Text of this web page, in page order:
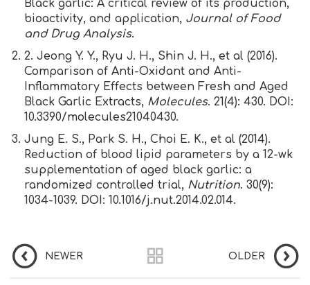
Black garlic: A critical review of its production,
bioactivity, and application, Journal of Food
and Drug Analysis.
2. Jeong Y. Y., Ryu J. H., Shin J. H., et al (2016).
Comparison of Anti-Oxidant and Anti-
Inflammatory Effects between Fresh and Aged
Black Garlic Extracts, Molecules. 21(4): 430. DOI:
10.3390/molecules21040430.
Jung E. S., Park S. H., Choi E. K., et al (2014).
Reduction of blood lipid parameters by a 12-wk
supplementation of aged black garlic: a
randomized controlled trial, Nutrition. 30(9):
1034-1039. DOI: 10.1016/j.nut.2014.02.014.
NEWER OLDER